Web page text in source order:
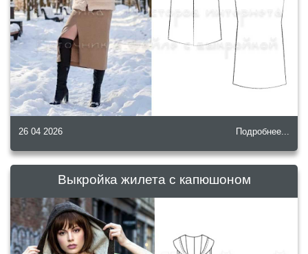
26 04 2026 Подробнее...
Выкройка жилета с капюшоном